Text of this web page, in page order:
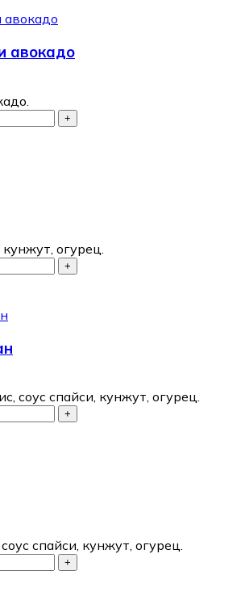
авокадо
огурец.
соус спайси, кунжут, огурец.
спайси, кунжут, огурец.